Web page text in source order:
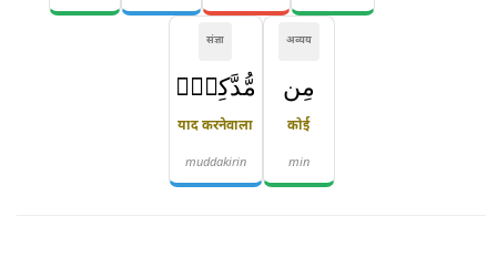
अव्यय
مِن
कोई
min
संज्ञा
مُّدَّكِرٍۢ
याद करनेवाला
muddakirin